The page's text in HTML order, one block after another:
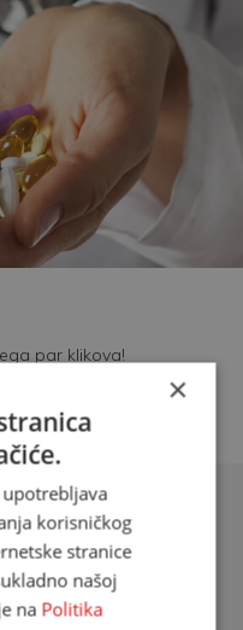
par klikova!
×
korisničkog
stranice
našoj
na Politika